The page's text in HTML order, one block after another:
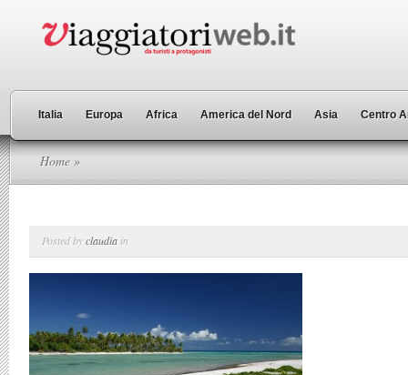
Italia Europa Africa America del Nord Asia Centro
Home »
Posted byclaudia in